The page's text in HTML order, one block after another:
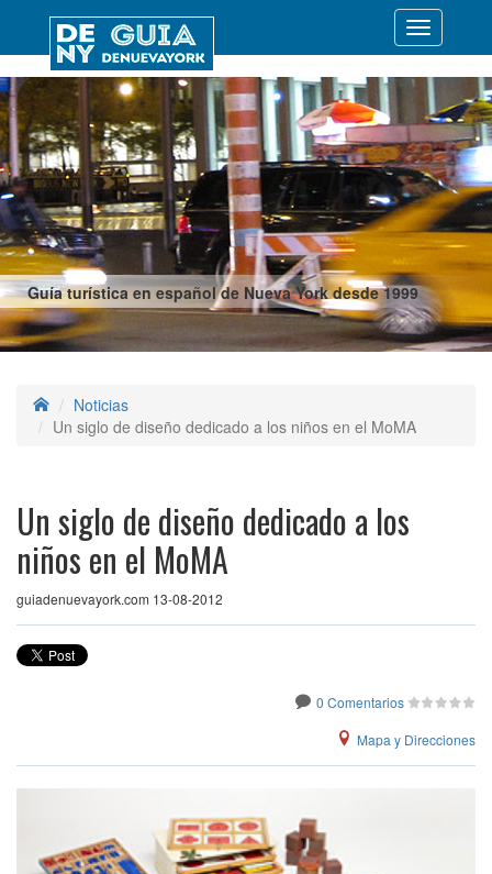
Guía turística en español de Nueva York desde 1999
Desplegar
Noticias
Un siglo de diseño dedicado a los niños en el MoMA
Un siglo de diseño dedicado a los
niños en el MoMA
guiadenuevayork.com 13-08-2012
0 Comentarios
Mapa y Direcciones